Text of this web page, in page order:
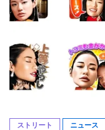
ストリート ニュース